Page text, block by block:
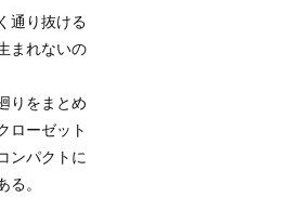
通り抜ける
まれないの
りをまとめ
ローゼット
ンパクトに
。